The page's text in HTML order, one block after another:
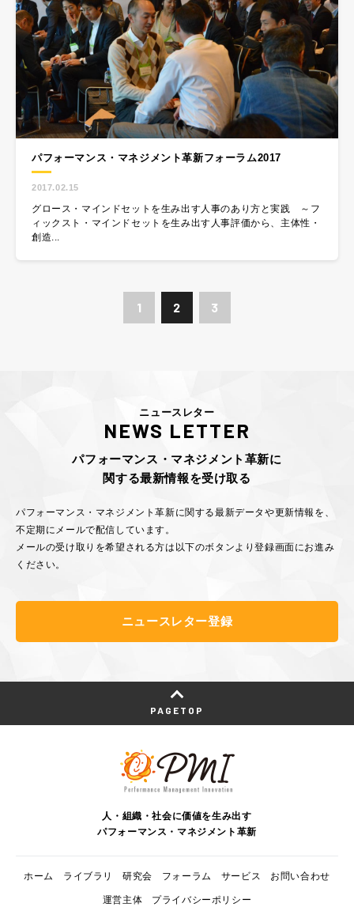
パフォーマンス・マネジメント革新フォーラム2017​
2017.02.15
グロース・マインドセットを生み出す人事のあり方と実践 ～フ
ィックスト・マインドセットを生み出す人事評価から、主体性・
創造...
1 2 3
ニュースレター
NEWS LETTER
パフォーマンス・マネジメント革新に
関する最新情報を受け取る
パフォーマンス・マネジメント革新に関する最新データや更新情報を、
不定期にメールで配信しています。
メールの受け取りを希望される方は以下のボタンより登録画面にお進み
ください。
ニュースレター登録
PAGETOP
人・組織・社会に価値を生み出す
パフォーマンス・マネジメント革新
ホーム ライブラリ 研究会 フォーラム サービス お問い合わせ
運営主体 プライバシーポリシー